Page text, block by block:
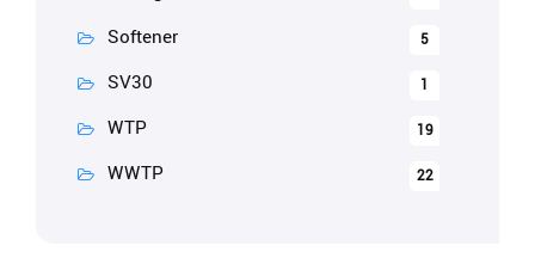
Softener 5
SV30 1
WTP 19
WWTP 22